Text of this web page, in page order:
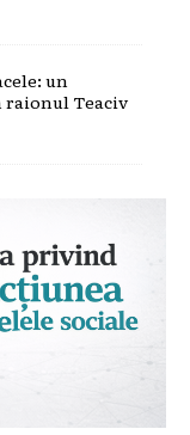
un
raionul Teaciv